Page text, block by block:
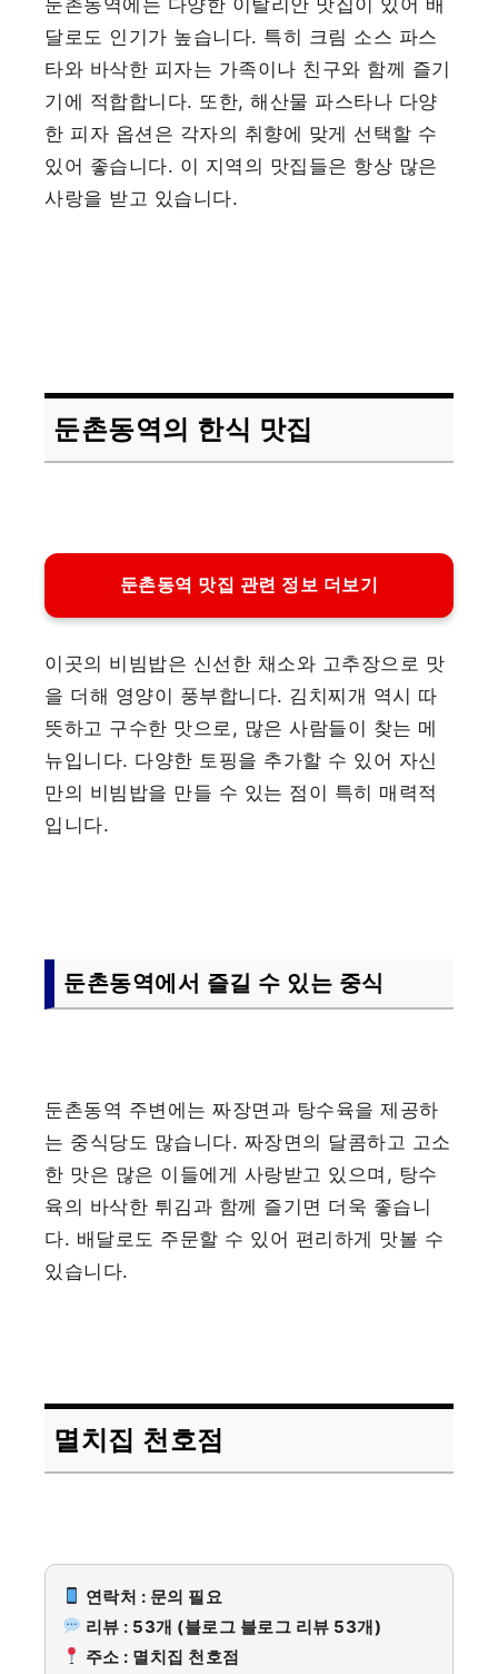
둔촌동역에는 다양한 이탈리안 맛집이 있어 배
달로도 인기가 높습니다. 특히 크림 소스 파스
타와 바삭한 피자는 가족이나 친구와 함께 즐기
기에 적합합니다. 또한, 해산물 파스타나 다양
한 피자 옵션은 각자의 취향에 맞게 선택할 수
있어 좋습니다. 이 지역의 맛집들은 항상 많은
사랑을 받고 있습니다.
둔촌동역의 한식 맛집
둔촌동역 맛집 관련 정보 더보기
이곳의 비빔밥은 신선한 채소와 고추장으로 맛
을 더해 영양이 풍부합니다. 김치찌개 역시 따
뜻하고 구수한 맛으로, 많은 사람들이 찾는 메
뉴입니다. 다양한 토핑을 추가할 수 있어 자신
만의 비빔밥을 만들 수 있는 점이 특히 매력적
입니다.
둔촌동역에서 즐길 수 있는 중식
둔촌동역 주변에는 짜장면과 탕수육을 제공하
는 중식당도 많습니다. 짜장면의 달콤하고 고소
한 맛은 많은 이들에게 사랑받고 있으며, 탕수
육의 바삭한 튀김과 함께 즐기면 더욱 좋습니
다. 배달로도 주문할 수 있어 편리하게 맛볼 수
있습니다.
멸치집 천호점
연락처 : 문의 필요
리뷰 : 53개 (블로그 블로그 리뷰 53개)
주소 : 멸치집 천호점